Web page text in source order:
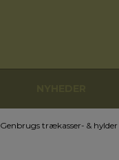
Genbrugs trækasser- & hylder